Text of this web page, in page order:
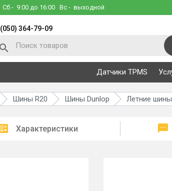
Сб - 9:00 до 16:00 Вс - выходной
(050) 364-79-09
Датчики TPMS
Шины R20 Шины Dunlop Летние шины
Характеристики